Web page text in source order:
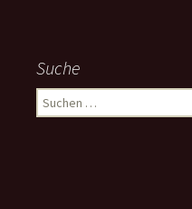
Suche
Suchen
nach: